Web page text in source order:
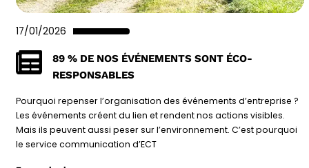
17/01/2026
89 % DE NOS ÉVÉNEMENTS SONT ÉCO-
RESPONSABLES
Pourquoi repenser l’organisation des événements d’entreprise ?
Les événements créent du lien et rendent nos actions visibles.
Mais ils peuvent aussi peser sur l’environnement. C’est pourquoi
le service communication d’ECT